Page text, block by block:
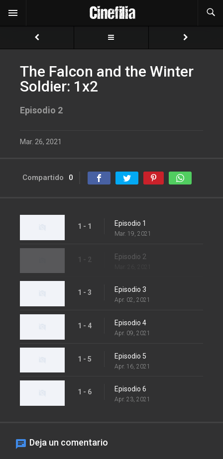
The Falcon and the Winter
Soldier: 1x2
Episodio 2
Mar. 26, 2021
Compartido 0
1 - 1 Episodio 1
Mar. 19, 2021
1 - 2 Episodio 2
1 - 3 Episodio 3
Apr. 02, 2021
1 - 4 Episodio 4
Apr. 09, 2021
1 - 5 Episodio 5
Apr. 16, 2021
1 - 6 Episodio 6
Apr. 23, 2021
Deja un comentario